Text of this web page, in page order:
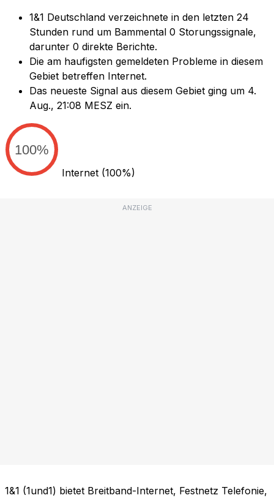
1&1 Deutschland verzeichnete in den letzten 24
Stunden rund um Bammental 0 Storungssignale,
darunter 0 direkte Berichte.
Die am haufigsten gemeldeten Probleme in diesem
Gebiet betreffen Internet.
Das neueste Signal aus diesem Gebiet ging um 4.
Aug., 21:08 MESZ ein.
100%
Internet (100%)
ANZEIGE
1&1 (1und1) bietet Breitband-Internet, Festnetz Telefonie,